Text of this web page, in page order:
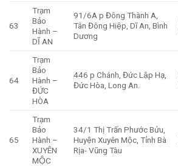
63
Trạm
Bảo
Hành –
DĨ AN
91/6A p Đông Thành A,
Tân Đông Hiệp, Dĩ An, Bình
Dương
64
Trạm
Bảo
Hành –
ĐỨC
HÒA
446 p Chánh, Đức Lập Hạ,
Đức Hòa, Long An.
65
Trạm
Bảo
Hành –
XUYÊN
MỘC
34/1 Thị Trấn Phước Bửu,
Huyện Xuyên Mộc, Tỉnh Bà
Rịa- Vũng Tàu